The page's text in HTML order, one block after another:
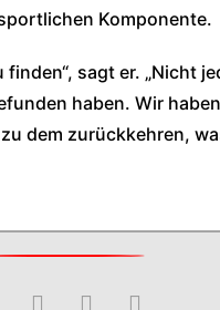
Komponente.
sagt er. „Nicht
haben. Wir
dem zurückkehren,